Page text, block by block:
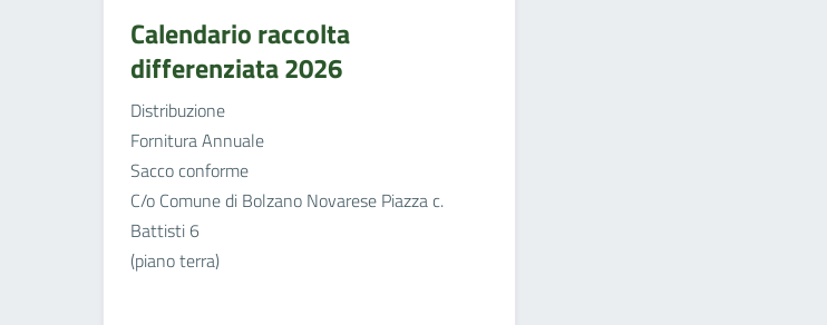
Calendario raccolta
differenziata 2026
Distribuzione
Fornitura Annuale
Sacco conforme
C/o Comune di Bolzano Novarese Piazza c.
Battisti 6
(piano terra)